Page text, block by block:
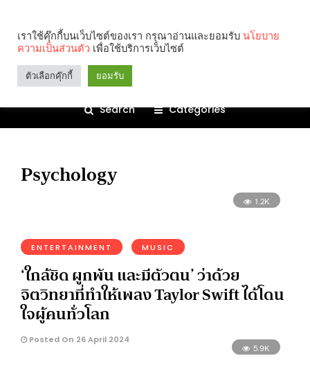
Search Categories
Psychology
1.2K
ENTERTAINMENT MUSIC
‘ใกล้ชิด ผูกพัน และมีตัวตน’ ว่าด้วย
จิตวิทยาที่ทำให้เพลง Taylor Swift ได้โดน
ใจผู้คนทั่วโลก
Posted On 26 April 2024
5.9K
เราใช้คุ๊กกี้บนเว็บไซต์ของเรา กรุณาอ่านและยอมรับ นโยบาย
ความเป็นส่วนตัว เพื่อใช้บริการเว็บไซต์
ตัวเลือกคุ๊กกี้ ยอมรับ